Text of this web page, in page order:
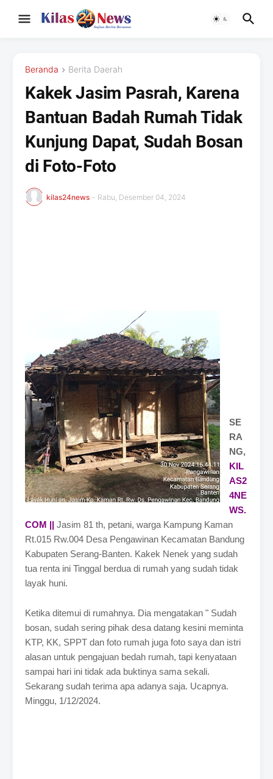
Beranda Berita Daerah
Kakek Jasim Pasrah, Karena
Bantuan Badah Rumah Tidak
Kunjung Dapat, Sudah Bosan
di Foto-Foto
kilas24news - Rabu, Desember 04, 2024
SE
RA
NG,
KIL
AS2
4NE
WS.
COM ||Jasim 81 th, petani, warga Kampung Kaman
Rt.015 Rw.004 Desa Pengawinan Kecamatan Bandung
Kabupaten Serang-Banten. Kakek Nenek yang sudah
tua renta ini Tinggal berdua di rumah yang sudah tidak
layak huni.
Ketika ditemui di rumahnya. Dia mengatakan " Sudah
bosan, sudah sering pihak desa datang kesini meminta
KTP, KK, SPPT dan foto rumah juga foto saya dan istri
alasan untuk pengajuan bedah rumah, tapi kenyataan
sampai hari ini tidak ada buktinya sama sekali.
Sekarang sudah terima apa adanya saja. Ucapnya.
Minggu, 1/12/2024.